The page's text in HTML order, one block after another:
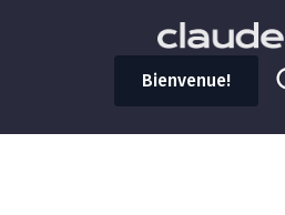
Bienvenue!